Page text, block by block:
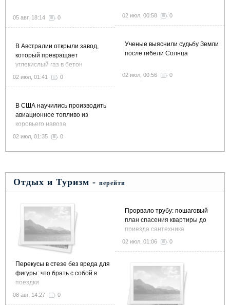
05 авг, 18:14 0
В Австралии открыли завод,
который превращает
углекислый газ в бетон
02 июл, 01:41 0
В США научились производить
авиационное топливо из
коровьего навоза
02 июл, 01:35 0
02 июл, 00:58 0
Ученые выяснили судьбу Земли
после гибели Солнца
02 июл, 00:56 0
Отдых и Туризм - перейти
Перекусы в стезе без вреда для
фигуры: что брать с собой в
поездки
08 авг, 14:27 0
Прорвало трубу: пошаговый
план спасения квартиры до
приезда сантехника
02 июл, 01:06 0